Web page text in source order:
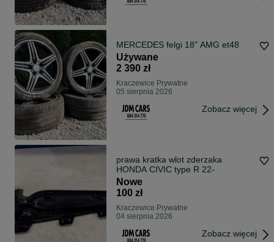
MERCEDES felgi 18" AMG et48
Używane
2 390 zł
Kraczewice Prywatne
05 sierpnia 2026
Zobacz więcej
prawa kratka wlot zderzaka
HONDA CIVIC type R 22-
Nowe
100 zł
Kraczewice Prywatne
04 sierpnia 2026
Zobacz więcej